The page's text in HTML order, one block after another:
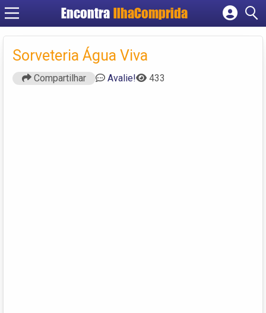
EncontraIlhaComprida
Cadastrar empresa
Criar conta
Sorveteria Água Viva
Compartilhar Avalie! 433